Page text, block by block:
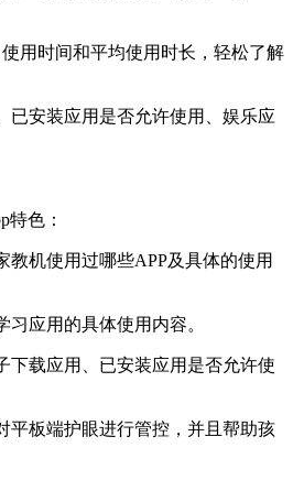
用时间和平均使用时长，轻松了解
已安装应用是否允许使用、娱乐应
特色：
教机使用过哪些APP及具体的使用
应用的具体使用内容。
下载应用、已安装应用是否允许使
平板端护眼进行管控，并且帮助孩